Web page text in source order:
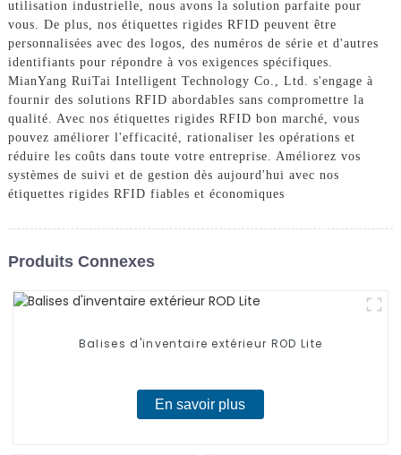
utilisation industrielle, nous avons la solution parfaite pour
vous. De plus, nos étiquettes rigides RFID peuvent être
personnalisées avec des logos, des numéros de série et d'autres
identifiants pour répondre à vos exigences spécifiques.
MianYang RuiTai Intelligent Technology Co., Ltd. s'engage à
fournir des solutions RFID abordables sans compromettre la
qualité. Avec nos étiquettes rigides RFID bon marché, vous
pouvez améliorer l'efficacité, rationaliser les opérations et
réduire les coûts dans toute votre entreprise. Améliorez vos
systèmes de suivi et de gestion dès aujourd'hui avec nos
étiquettes rigides RFID fiables et économiques
Produits Connexes
Balises d'inventaire extérieur ROD Lite
En savoir plus